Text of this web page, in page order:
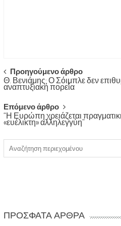
Post
navigation
Προηγούμενο άρθρο
Θ. Βενιάμης: Ο Σόιμπλε δεν
αναπτυξιακή πορεία
Επόμενο άρθρο
“Η Ευρώπη χρειάζεται
«ευέλικτη» αλληλεγγύη”
ΠΡΌΣΦΑΤΑ ΆΡΘΡΑ